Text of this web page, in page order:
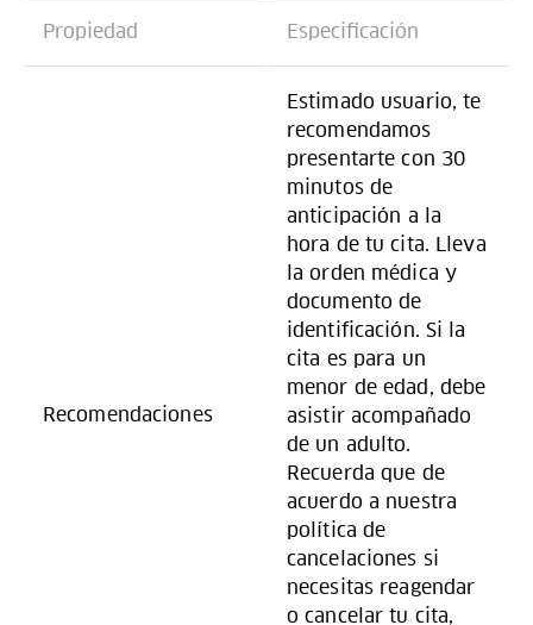
Propiedad Especificación
Recomendaciones
Estimado usuario, te
recomendamos
presentarte con 30
minutos de
anticipación a la
hora de tu cita. Lleva
la orden médica y
documento de
identificación. Si la
cita es para un
menor de edad, debe
asistir acompañado
de un adulto.
Recuerda que de
acuerdo a nuestra
política de
cancelaciones si
necesitas reagendar
o cancelar tu cita,